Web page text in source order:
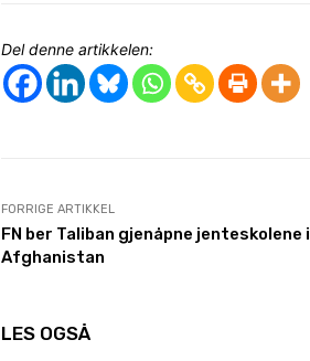
Del denne artikkelen:
FORRIGE ARTIKKEL
FN ber Taliban gjenåpne jenteskolene i
Afghanistan
LES OGSÅ